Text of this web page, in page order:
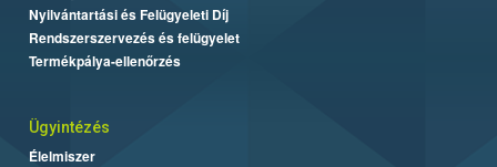
Nyilvántartási és Felügyeleti Díj
Rendszerszervezés és felügyelet
Termékpálya-ellenőrzés
Ügyintézés
Élelmiszer